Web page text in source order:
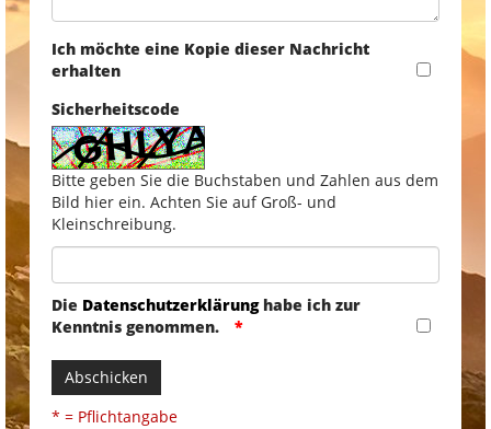
Ich möchte eine Kopie dieser Nachricht
erhalten
Sicherheitscode
Bitte geben Sie die Buchstaben und Zahlen aus dem
Bild hier ein. Achten Sie auf Groß- und
Kleinschreibung.
Die Datenschutzerklärunghabe ich zur
Kenntnis genommen.
Abschicken
* = Pflichtangabe